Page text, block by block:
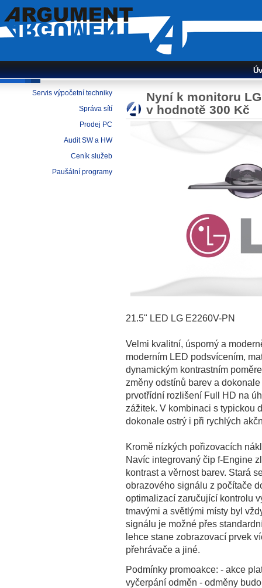
K monitoru LG E2260V-PN poukázka do KFC
Argument
Nyní k monitoru
v hodnotě 300 Kč
21.5" LED LG E2260V-PN
Velmi kvalitní, úsporný a
moderním LED podsvícením,
dynamickým kontrastním
změny odstínů barev a
prvotřídní rozlišení Full HD na
zážitek. V kombinaci s typickou
dokonale ostrý i při rychlých
Kromě nízkých pořizovacích
Navíc integrovaný čip f-Engine
kontrast a věrnost barev. Stará
obrazového signálu z počítače
optimalizací zaručující kontrolu
tmavými a světlými místy byl
signálu je možné přes
lehce stane zobrazovací prvek
přehrávače a jiné.
Podmínky promoakce: - akce
vyčerpání odměn - odměny
Servis výpočetní techniky
Správa sítí
Prodej PC
Audit SW a HW
Ceník služeb
Paušální programy